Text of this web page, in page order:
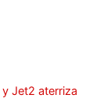
Jet2 aterriza